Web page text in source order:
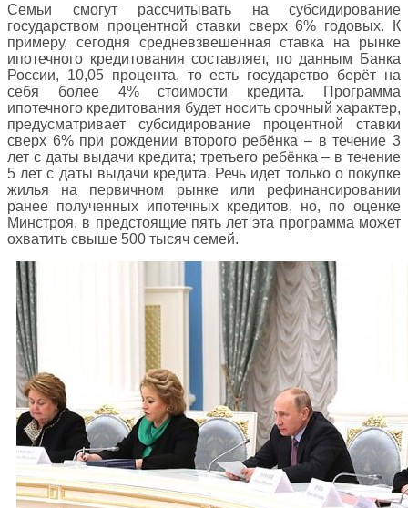
Семьи смогут рассчитывать на субсидирование
государством процентной ставки сверх 6% годовых. К
примеру, сегодня средневзвешенная ставка на рынке
ипотечного кредитования составляет, по данным Банка
России, 10,05 процента, то есть государство берёт на
себя более 4% стоимости кредита. Программа
ипотечного кредитования будет носить срочный характер,
предусматривает субсидирование процентной ставки
сверх 6% при рождении второго ребёнка – в течение 3
лет с даты выдачи кредита; третьего ребёнка – в течение
5 лет с даты выдачи кредита. Речь идет только о покупке
жилья на первичном рынке или рефинансировании
ранее полученных ипотечных кредитов, но, по оценке
Минстроя, в предстоящие пять лет эта программа может
охватить свыше 500 тысяч семей.